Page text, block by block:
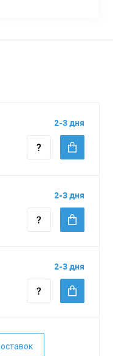
2-3 дня
2-3 дня
2-3 дня